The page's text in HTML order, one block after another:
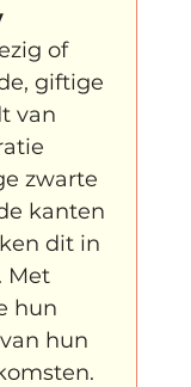
of
giftige
van
zwarte
kanten
dit in
Met
hun
hun